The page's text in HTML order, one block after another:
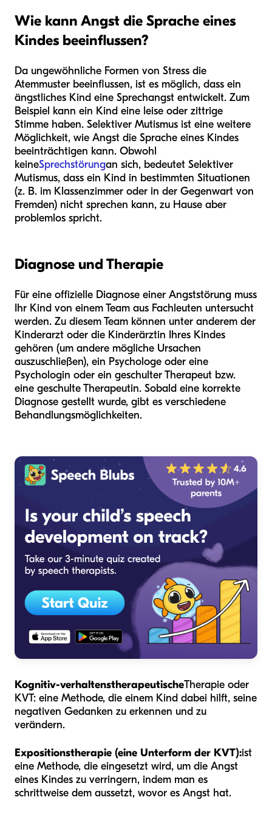
Wie kann Angst die Sprache eines
Kindes beeinflussen?
Da ungewöhnliche Formen von Stress die
Atemmuster beeinflussen, ist es möglich, dass ein
ängstliches Kind eine Sprechangst entwickelt. Zum
Beispiel kann ein Kind eine leise oder zittrige
Stimme haben. Selektiver Mutismus ist eine weitere
Möglichkeit, wie Angst die Sprache eines Kindes
beeinträchtigen kann. Obwohl
keineSprechstörungan sich, bedeutet Selektiver
Mutismus, dass ein Kind in bestimmten Situationen
(z. B. im Klassenzimmer oder in der Gegenwart von
Fremden) nicht sprechen kann, zu Hause aber
problemlos spricht.
Diagnose und Therapie
Für eine offizielle Diagnose einer Angststörung muss
Ihr Kind von einem Team aus Fachleuten untersucht
werden. Zu diesem Team können unter anderem der
Kinderarzt oder die Kinderärztin Ihres Kindes
gehören (um andere mögliche Ursachen
auszuschließen), ein Psychologe oder eine
Psychologin oder ein geschulter Therapeut bzw.
eine geschulte Therapeutin. Sobald eine korrekte
Diagnose gestellt wurde, gibt es verschiedene
Behandlungsmöglichkeiten.
Kognitiv-verhaltenstherapeutischeTherapie oder
KVT: eine Methode, die einem Kind dabei hilft, seine
negativen Gedanken zu erkennen und zu
verändern.
Expositionstherapie (eine Unterform der KVT):ist
eine Methode, die eingesetzt wird, um die Angst
eines Kindes zu verringern, indem man es
schrittweise dem aussetzt, wovor es Angst hat.